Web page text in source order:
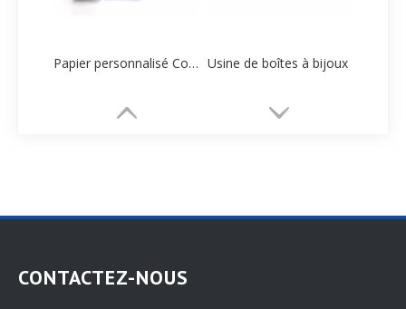
Papier personnalisé Collier Boîte Fabricant Usine de boîtes à bijoux
CONTACTEZ-NOUS